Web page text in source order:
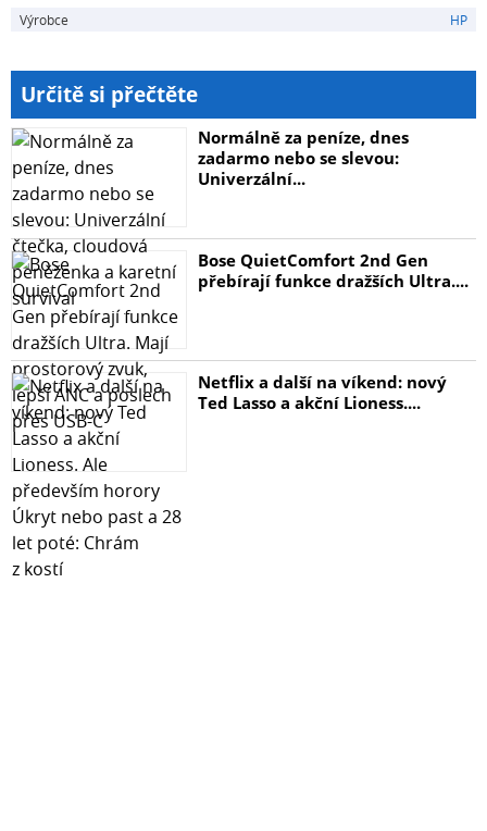
Výrobce HP
Určitě si přečtěte
Normálně za peníze, dnes
zadarmo nebo se slevou:
Univerzální...
Bose QuietComfort 2nd Gen
přebírají funkce dražších Ultra....
Netflix a další na víkend: nový
Ted Lasso a akční Lioness....